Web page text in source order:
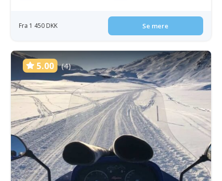
Fra 1 450 DKK Se mere
5.00 (4)